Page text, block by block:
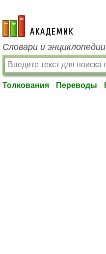
academic.ru
Словари и
Толкования Переводы